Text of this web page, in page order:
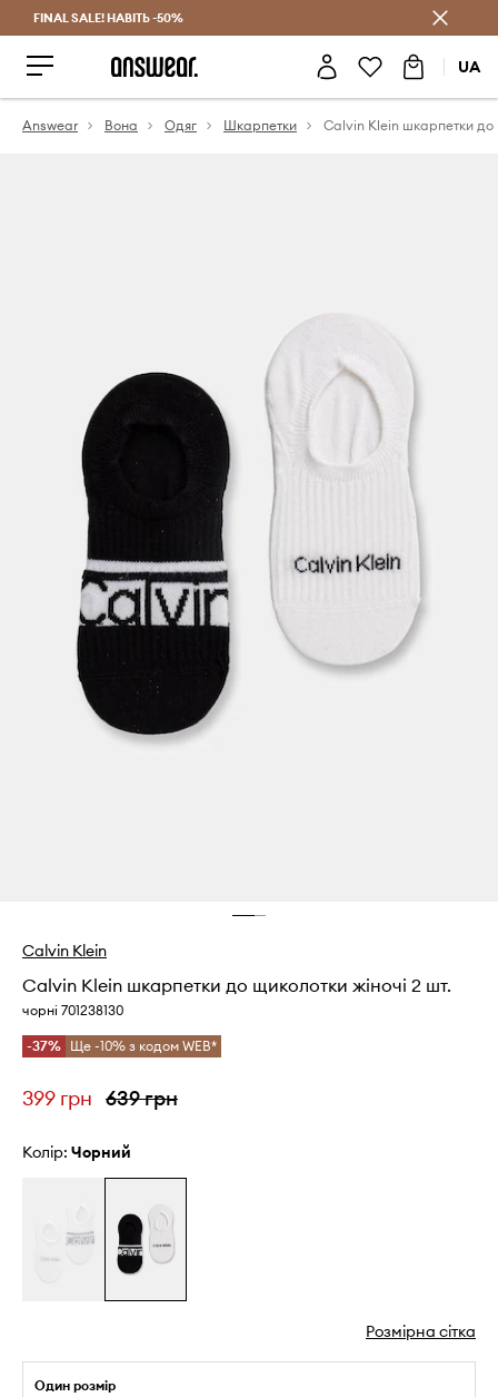
Заощаджуй з Answear Club
FINAL SALE! НАВІТЬ -50%
UA
Answear Вона Одяг Шкарпетки
Calvin Klein
Calvin Klein шкарпетки до щиколотки жіночі 2 шт.
чорні 701238130
-37% Ще -10% з кодом WEB*
399 грн 639 грн
Колір: чорний
Розмірна сітка
Один розмір